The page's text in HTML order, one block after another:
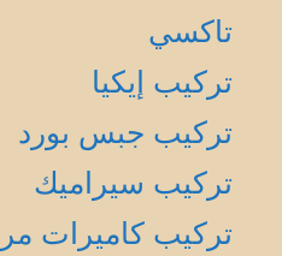
تاكسي
تركيب إيكيا
تركيب جبس بورد
تركيب سيراميك
تركيب كاميرات